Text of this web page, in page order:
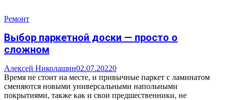
Ремонт
Выбор паркетной доски — просто о
сложном
Алексей Николашин02.07.20220
Время не стоит на месте, и привычные паркет с ламинатом
сменяются новыми универсальными напольными
покрытиями, также как и свои предшественники, не